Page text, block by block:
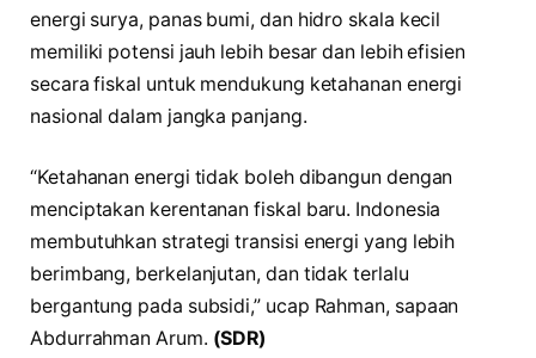
energi surya, panas bumi, dan hidro skala kecil
memiliki potensi jauh lebih besar dan lebih efisien
secara fiskal untuk mendukung ketahanan energi
nasional dalam jangka panjang.
“Ketahanan energi tidak boleh dibangun dengan
menciptakan kerentanan fiskal baru. Indonesia
membutuhkan strategi transisi energi yang lebih
berimbang, berkelanjutan, dan tidak terlalu
bergantung pada subsidi,” ucap Rahman, sapaan
Abdurrahman Arum. (SDR)